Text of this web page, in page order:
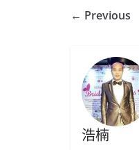
← Previous
浩楠